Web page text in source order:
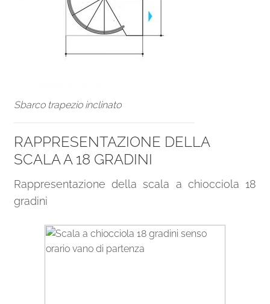
Sbarco trapezio inclinato
RAPPRESENTAZIONE DELLA
SCALA A 18 GRADINI
Rappresentazione della scala a chiocciola 18
gradini